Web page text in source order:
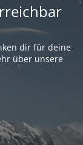
dir für deine
über unsere